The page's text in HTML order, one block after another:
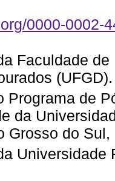
0000-0002-
Faculdade
Programa de
da
Grosso do Sul,
Universidade